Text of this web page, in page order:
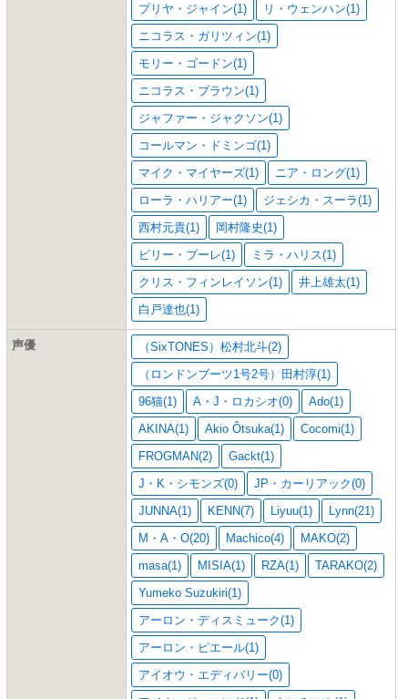
プリヤ・ジャイン(1)
リ・ウェンハン(1)
ニコラス・ガリツィン(1)
モリー・ゴードン(1)
ニコラス・ブラウン(1)
ジャファー・ジャクソン(1)
コールマン・ドミンゴ(1)
マイク・マイヤーズ(1)
ニア・ロング(1)
ローラ・ハリアー(1)
ジェシカ・スーラ(1)
西村元貴(1)
岡村隆史(1)
ビリー・ブーレ(1)
ミラ・ハリス(1)
クリス・フィンレイソン(1)
井上雄太(1)
白戸達也(1)
声優
（SixTONES）松村北斗(2)
（ロンドンブーツ1号2号）田村淳(1)
96猫(1)
A・J・ロカシオ(0)
Ado(1)
AKINA(1)
Akio Ôtsuka(1)
Cocomi(1)
FROGMAN(2)
Gackt(1)
J・K・シモンズ(0)
JP・カーリアック(0)
JUNNA(1)
KENN(7) Liyuu(1)
Lynn(21)
M・A・O(20)
Machico(4)
MAKO(2)
masa(1)
MISIA(1) RZA(1)
TARAKO(2)
Yumeko Suzukiri(1)
アーロン・ディスミューク(1)
アーロン・ピエール(1)
アイオウ・エディバリー(0)